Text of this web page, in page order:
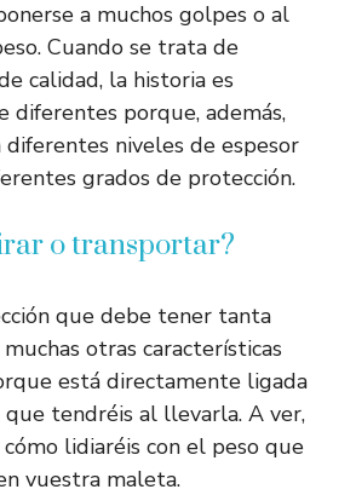
a muchos golpes o al
Cuando se trata de
calidad, la historia es
diferentes porque, además,
niveles de espesor
grados de protección.
o transportar?
que debe tener tanta
otras características
está directamente ligada
que tendréis al llevarla. A ver,
lidiaréis con el peso que
vuestra maleta.